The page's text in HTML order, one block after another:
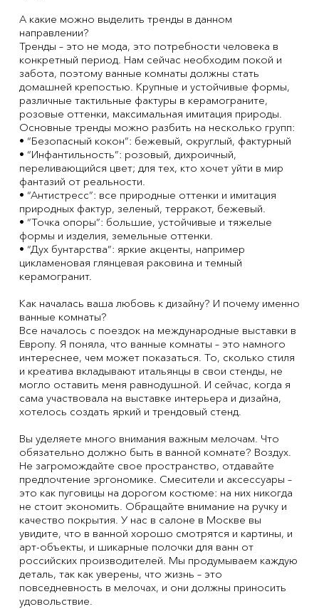
А какие можно выделить тренды в данном
направлении?
Тренды – это не мода, это потребности человека в
конкретный период. Нам сейчас необходим покой и
забота, поэтому ванные комнаты должны стать
домашней крепостью. Крупные и устойчивые формы,
различные тактильные фактуры в керамограните,
розовые оттенки, максимальная имитация природы.
Основные тренды можно разбить на несколько групп:
• “Безопасный кокон”: бежевый, округлый, фактурный
• “Инфантильность”: розовый, дихроичный,
переливающийся цвет; для тех, кто хочет уйти в мир
фантазий от реальности.
• “Антистресс”: все природные оттенки и имитация
природных фактур, зеленый, терракот, бежевый.
• “Точка опоры”: большие, устойчивые и тяжелые
формы и изделия, земельные оттенки.
• “Дух бунтарства”: яркие акценты, например
цикламеновая глянцевая раковина и темный
керамогранит.
Как началась ваша любовь к дизайну? И почему именно
ванные комнаты?
Все началось с поездок на международные выставки в
Европу. Я поняла, что ванные комнаты – это намного
интереснее, чем может показаться. То, сколько стиля
и креатива вкладывают итальянцы в свои стенды, не
могло оставить меня равнодушной. И сейчас, когда я
сама участвовала на выставке интерьера и дизайна,
хотелось создать яркий и трендовый стенд.
Вы уделяете много внимания важным мелочам. Что
обязательно должно быть в ванной комнате? Воздух.
Не загромождайте свое пространство, отдавайте
предпочтение эргономике. Смесители и аксессуары –
это как пуговицы на дорогом костюме: на них никогда
не стоит экономить. Обращайте внимание на ручку и
качество покрытия. У нас в салоне в Москве вы
увидите, что в ванной хорошо смотрятся и картины, и
арт-объекты, и шикарные полочки для ванн от
российских производителей. Мы продумываем каждую
деталь, так как уверены, что жизнь – это
повседневность в мелочах, и они должны приносить
удовольствие.